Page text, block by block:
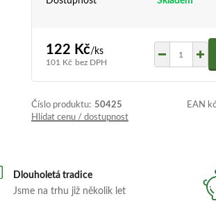
122 Kč/ks
101 Kč bez DPH
Číslo produktu: 50425 EAN
Hlídat cenu / dostupnost
Dlouholetá tradice
Jsme na trhu již několik let